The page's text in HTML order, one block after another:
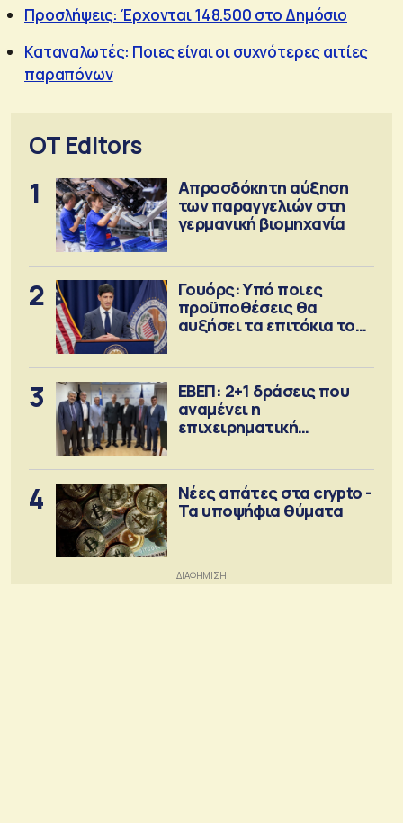
Προσλήψεις: Έρχονται 148.500 στο Δημόσιο
Καταναλωτές: Ποιες είναι οι συχνότερες αιτίες
παραπόνων
OT Editors
1
Απροσδόκητη αύξηση
των παραγγελιών στη
γερμανική βιομηχανία
2
Γουόρς: Υπό ποιες
προϋποθέσεις θα
αυξήσει τα επιτόκια τον
3
ΕΒΕΠ: 2+1 δράσεις που
αναμένει η
επιχειρηματική
4
Νέες απάτες στα crypto -
Τα υποψήφια θύματα